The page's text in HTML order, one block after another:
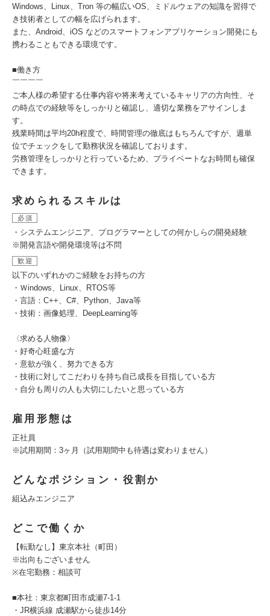
Windows、Linux、Tron 等の幅広いOS、ミドルウェアの知識を習得で
き技術者としての幅を広げられます。
また、Android、iOS などのスマートフォンアプリケーション開発にも
携わることもできる環境です。
■働き方
￣￣￣￣
ご本人様の希望する仕事内容や将来考えているキャリアの方向性、そ
の時点での経験等をしっかりと確認し、適切な業務をアサインしま
す。
残業時間は平均20h程度で、時間管理の徹底はもちろんですが、週単
位でチェックをして勤務状況を確認しております。
労務管理をしっかりと行っているため、プライベートなお時間も確保
できます。
求められるスキルは
必須
・システムエンジニア、プログラマーとしての何かしらの開発経験
※開発言語や開発環境等は不問
歓迎
以下のいずれかのご経験をお持ちの方
・Ｗindows、Linux、RTOS等
・言語：C++、C#、Python、Java等
・技術：画像処理、DeepLearning等
〈求める人物像〉
・好奇心旺盛な方
・意欲が強く、努力できる方
・技術に対してこだわりを持ち自己成長を目指している方
・自分も周りの人も大切にしたいと思っている方
雇用形態は
正社員
※試用期間：3ヶ月（試用期間中も待遇は変わりません）
どんなポジション・役割か
組込みエンジニア
どこで働くか
【転勤なし】東京本社（町田）
※出向もございません
※在宅勤務：相談可
■本社：東京都町田市成瀬7-1-1
・JR横浜線 成瀬駅から徒歩14分